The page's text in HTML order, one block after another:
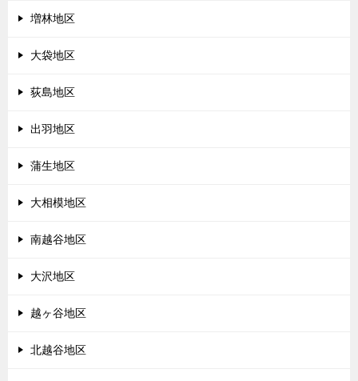
増林地区
大袋地区
荻島地区
出羽地区
蒲生地区
大相模地区
南越谷地区
大沢地区
越ヶ谷地区
北越谷地区